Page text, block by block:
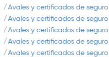
Avales y certificados de
Avales y certificados de
Avales y certificados de
Avales y certificados de
Avales y certificados de